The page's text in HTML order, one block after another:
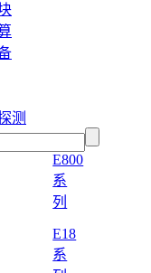
测
E800
系
列
E18
系